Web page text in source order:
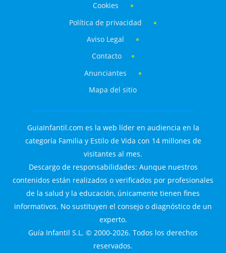
Cookies
Política de privacidad
Aviso Legal
Contacto
Anunciantes
Mapa del sitio
GuiaInfantil.com es la web líder en audiencia en la
categoría Familia y Estilo de Vida con 14 millones de
visitantes al mes.
Descargo de responsabilidades: Aunque nuestros
contenidos están realizados o verificados por profesionales
de la salud y la educación, únicamente tienen fines
informativos. No sustituyen el consejo o diagnóstico de un
experto.
Guía Infantil S.L. © 2000-2026. Todos los derechos
reservados.